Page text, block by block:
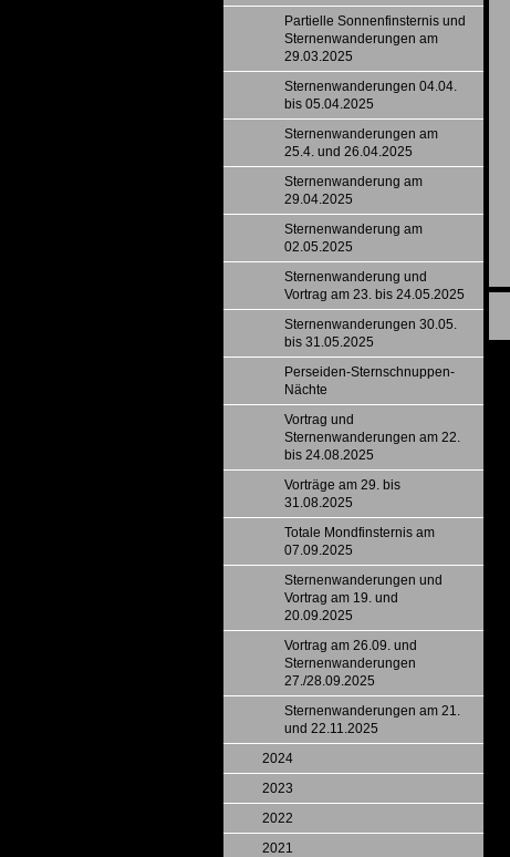
Partielle Sonnenfinsternis und
Sternenwanderungen am
29.03.2025
Sternenwanderungen 04.04.
bis 05.04.2025
Sternenwanderungen am
25.4. und 26.04.2025
Sternenwanderung am
29.04.2025
Sternenwanderung am
02.05.2025
Sternenwanderung und
Vortrag am 23. bis 24.05.2025
Sternenwanderungen 30.05.
bis 31.05.2025
Perseiden-Sternschnuppen-
Nächte
Vortrag und
Sternenwanderungen am 22.
bis 24.08.2025
Vorträge am 29. bis
31.08.2025
Totale Mondfinsternis am
07.09.2025
Sternenwanderungen und
Vortrag am 19. und
20.09.2025
Vortrag am 26.09. und
Sternenwanderungen
27./28.09.2025
Sternenwanderungen am 21.
und 22.11.2025
2024
2023
2022
2021